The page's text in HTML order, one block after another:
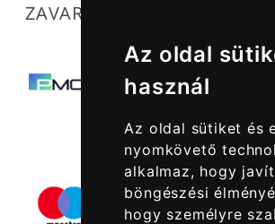
Az oldal
használ
Az oldal sütiket és
nyomkövető
alkalmaz, hogy
böngészési
hogy személyre
ZAVARTALAN